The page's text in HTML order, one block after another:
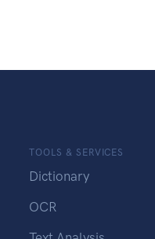
TOOLS & SERVICES
Dictionary
OCR